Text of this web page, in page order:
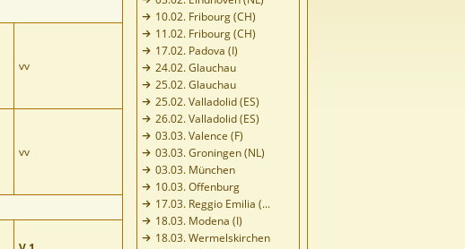
10.02. Fribourg (CH)
11.02. Fribourg (CH)
17.02. Padova (I)
24.02. Glauchau
25.02. Glauchau
25.02. Valladolid (ES)
26.02. Valladolid (ES)
03.03. Valence (F)
03.03. Groningen (NL)
03.03. München
10.03. Offenburg
17.03. Reggio Emilia (...
18.03. Modena (I)
18.03. Wermelskirchen
vv
vv